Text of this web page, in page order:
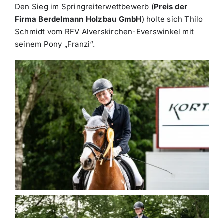
Den Sieg im Springreiterwettbewerb (Preis der
Firma Berdelmann Holzbau GmbH) holte sich Thilo
Schmidt vom RFV Alverskirchen-Everswinkel mit
seinem Pony „Franzi“.